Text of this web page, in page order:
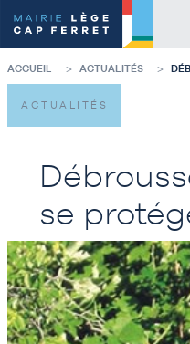
au
contenu
de
la
page
au
pied
de
page
ACCUEIL ACTUALITÉS
se
ACTUALITÉS